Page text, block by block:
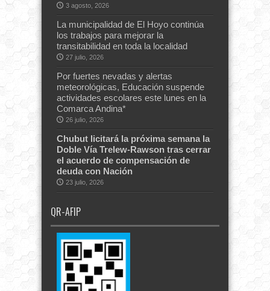
3 agosto, 2026
La municipalidad de El Hoyo continúa
los trabajos para mejorar la
transitabilidad en toda la localidad
27 julio, 2026
Por fuertes nevadas y alertas
meteorológicas, Educación suspende
actividades escolares este lunes en la
Comarca Andina*
26 julio, 2026
Chubut licitará la próxima semana la
Doble Vía Trelew-Rawson tras cerrar
el acuerdo de compensación de
deuda con Nación
23 julio, 2026
QR-AFIP